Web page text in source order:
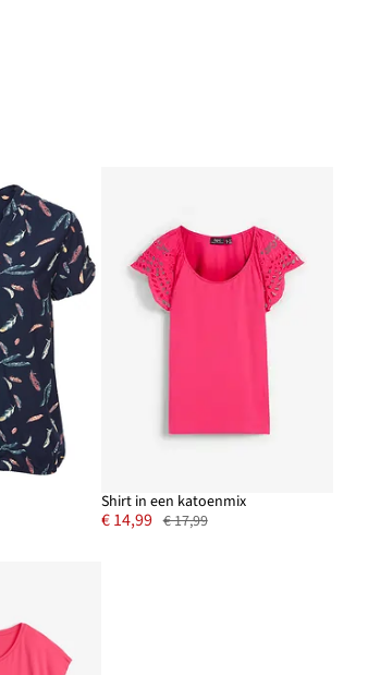
Shirt in een katoenmix
€ 14,99 € 17,99